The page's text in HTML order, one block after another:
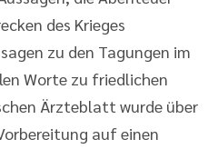
des Krieges
zu den Tagungen im
Worte zu friedlichen
Ärzteblatt wurde über
auf einen